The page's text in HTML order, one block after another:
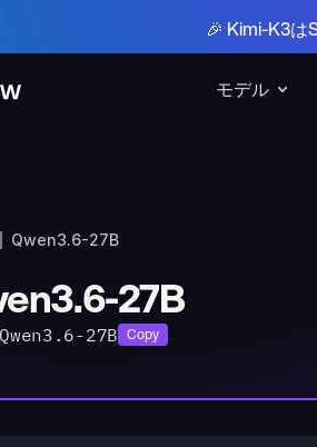
モデル
🎉 Kimi-K3
Qwen3.6-27B
27B
27B Copy